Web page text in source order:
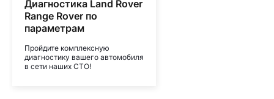
Диагностика Land Rover
Range Rover по
параметрам
Пройдите комплексную
диагностику вашего автомобиля
в сети наших СТО!